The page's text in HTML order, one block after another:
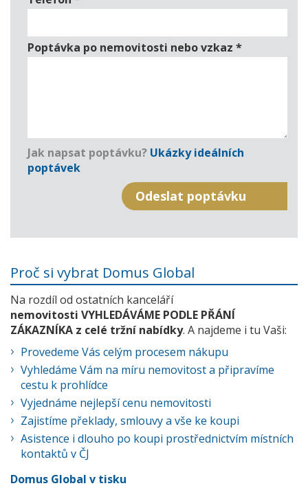
Poptávka po nemovitosti nebo vzkaz *
Jak napsat poptávku? Ukázky ideálních
poptávek
Proč si vybrat Domus Global
Na rozdíl od ostatních kanceláří
nemovitosti VYHLEDÁVÁME PODLE PŘÁNÍ
ZÁKAZNÍKA z celé tržní nabídky. A najdeme i tu Vaši:
Provedeme Vás celým procesem nákupu
Vyhledáme Vám na míru nemovitost a připravíme
cestu k prohlídce
Vyjednáme nejlepší cenu nemovitosti
Zajistíme překlady, smlouvy a vše ke koupi
Asistence i dlouho po koupi prostřednictvím místních
kontaktů v ČJ
Domus Global v tisku